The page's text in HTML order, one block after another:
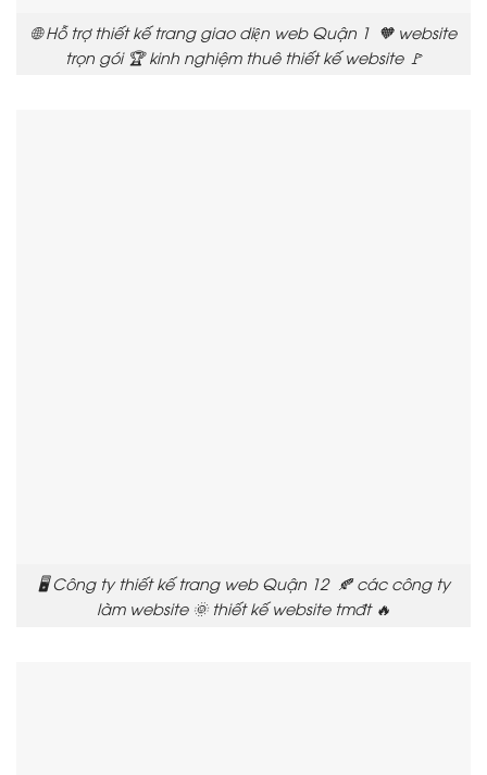
🌐 Hỗ trợ thiết kế trang giao diện web Quận 1 🧡 website
trọn gói 🏆 kinh nghiệm thuê thiết kế website 🚩
🖥️ Công ty thiết kế trang web Quận 12 🍂 các công ty
làm website 🌞 thiết kế website tmđt 🔥